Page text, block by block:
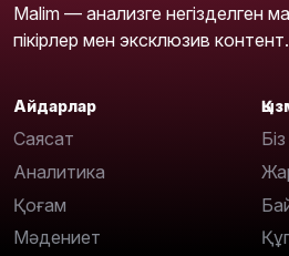
Malim — анализге негізделген
пікірлер мен эксклюзив контент.
Айдарлар
Саясат
Аналитика
Қоғам
Мәдениет